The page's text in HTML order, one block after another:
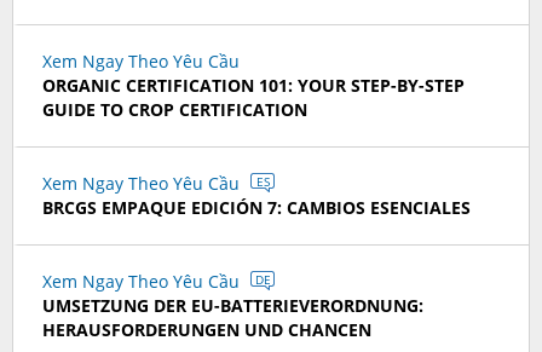
Xem Ngay Theo Yêu Cầu
ORGANIC CERTIFICATION 101: YOUR STEP-BY-STEP
GUIDE TO CROP CERTIFICATION
Xem Ngay Theo Yêu Cầu ES
BRCGS EMPAQUE EDICIÓN 7: CAMBIOS ESENCIALES
Xem Ngay Theo Yêu Cầu DE
UMSETZUNG DER EU-BATTERIEVERORDNUNG:
HERAUSFORDERUNGEN UND CHANCEN